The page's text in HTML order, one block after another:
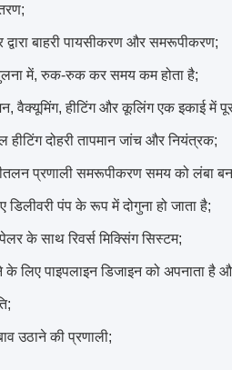
बाहरी पायसीकरण और समरूपीकरण;
में, रुक-रुक कर समय कम होता है;
वैक्यूमिंग, हीटिंग और कूलिंग एक इकाई में
दोहरी तापमान जांच और नियंत्रक;
प्रणाली समरूपीकरण समय को लंबा
डिलीवरी पंप के रूप में दोगुना हो जाता है;
के साथ रिवर्स मिक्सिंग सिस्टम;
के लिए पाइपलाइन डिजाइन को अपनाता है
उठाने की प्रणाली;